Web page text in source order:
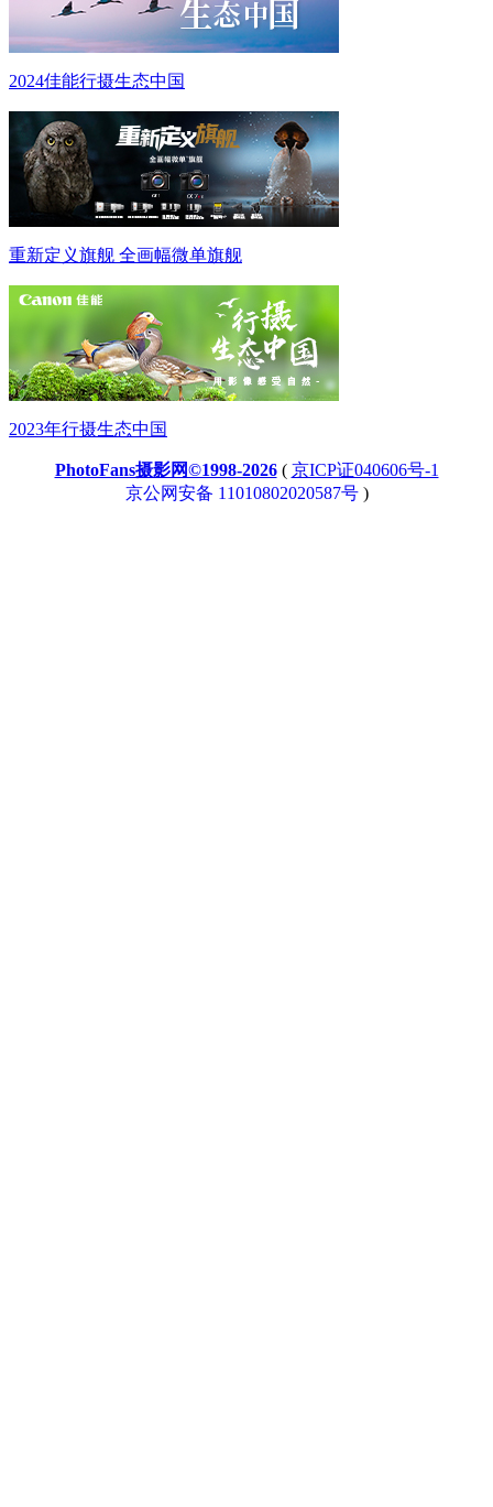
2024佳能行摄生态中国
重新定义旗舰 全画幅微单旗舰
2023年行摄生态中国
PhotoFans摄影网©1998-2026( 京ICP证040606号-1
京公网安备 11010802020587号)